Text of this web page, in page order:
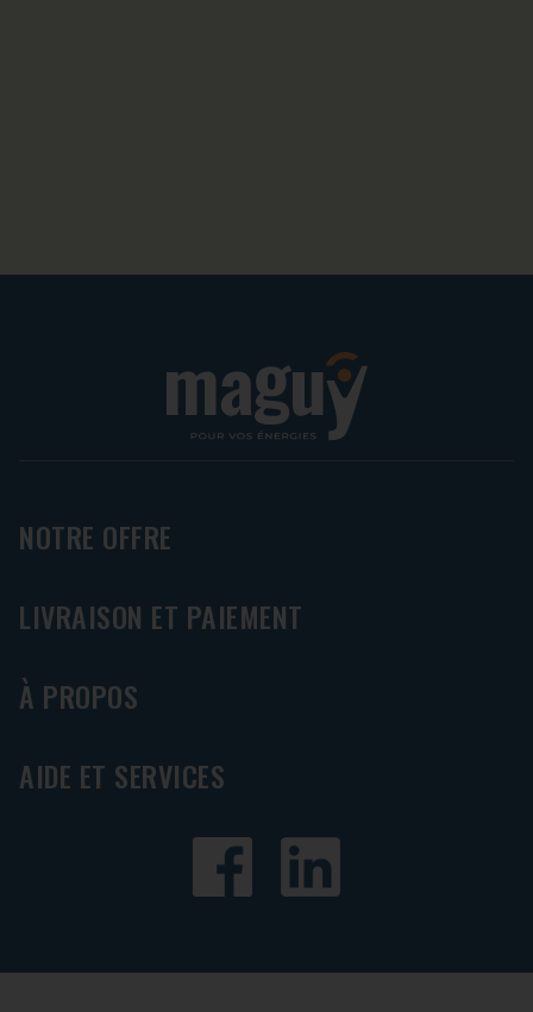
NOTRE OFFRE
LIVRAISON ET PAIEMENT
À PROPOS
AIDE ET SERVICES